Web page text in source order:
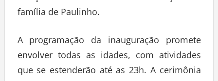
família de Paulinho.
A programação da inauguração promete
envolver todas as idades, com atividades
que se estenderão até as 23h. A cerimônia